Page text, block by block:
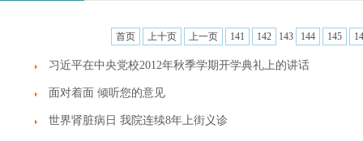
首页 上十页 上一页 141 142 143 144 145
习近平在中央党校2012年秋季学期开学典礼上的讲话
面对着面 倾听您的意见
世界肾脏病日 我院连续8年上街义诊